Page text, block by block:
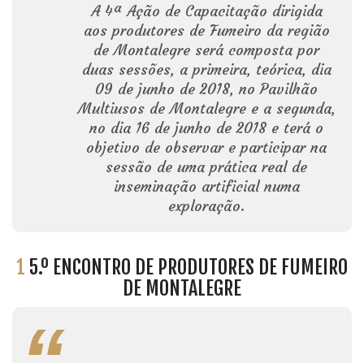
A 4ª Ação de Capacitação dirigida
aos produtores de Fumeiro da região
de Montalegre será composta por
duas sessões, a primeira, teórica, dia
09 de junho de 2018, no Pavilhão
Multiusos de Montalegre e a segunda,
no dia 16 de junho de 2018 e terá o
objetivo de observar e participar na
sessão de uma prática real de
inseminação artificial numa
exploração.
1 5.º ENCONTRO DE PRODUTORES DE FUMEIRO
DE MONTALEGRE